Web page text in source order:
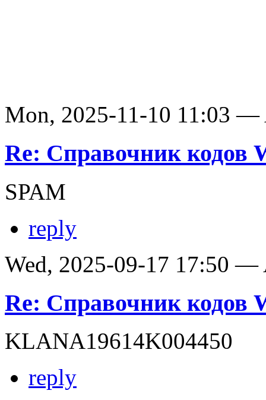
Mon, 2025-11-10 11:03 —
Re: Справочник кодов
SPAM
reply
Wed, 2025-09-17 17:50 —
Re: Справочник кодов
KLANA19614K004450
reply